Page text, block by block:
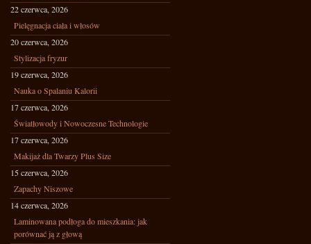
22 czerwca, 2026
Pielęgnacja ciała i włosów
20 czerwca, 2026
Stylizacja fryzur
19 czerwca, 2026
Nauka o Spalaniu Kalorii
17 czerwca, 2026
Światłowody i Nowoczesne Technologie
17 czerwca, 2026
Makijaż dla Twarzy Plus Size
15 czerwca, 2026
Zapachy Niszowe
14 czerwca, 2026
Laminowana podłoga do mieszkania: jak
porównać ją z głową